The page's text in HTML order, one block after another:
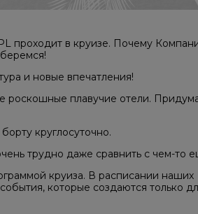
проходит в круизе. Почему
и новые впечатления!
роскошные плавучие отели.
круглосуточно.
трудно даже сравнить с чем-то
круиза. В расписании наших
которые создаются только